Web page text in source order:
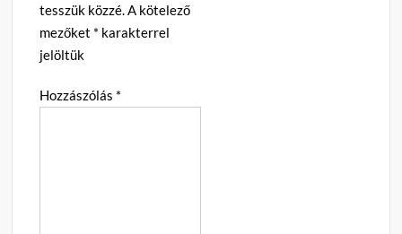
tesszük közzé.A kötelező
mezőket * karakterrel
jelöltük
Hozzászólás *